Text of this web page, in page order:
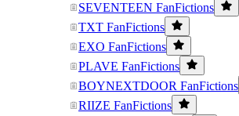
SEVENTEEN FanFictions
TXT FanFictions
EXO FanFictions
PLAVE FanFictions
BOYNEXTDOOR FanFictions
RIIZE FanFictions